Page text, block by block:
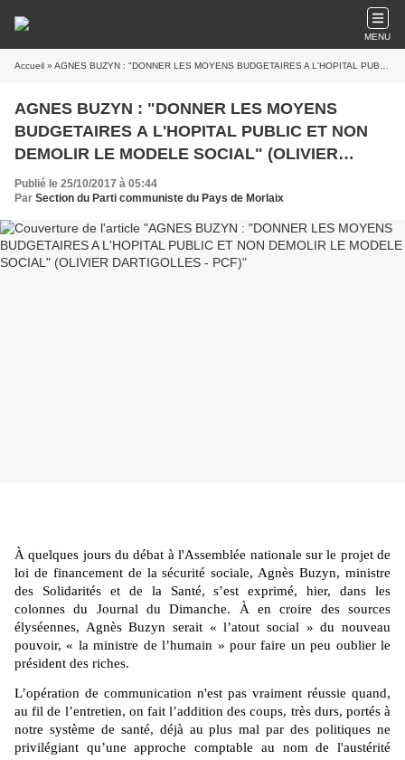
MENU
Accueil » AGNES BUZYN : "DONNER LES MOYENS BUDGETAIRES A L'HOPITAL PUBLIC ET NON DEMOLIR LE MODELE SOCIAL" (OLIVIER DARTIGOLLES - PCF)
AGNES BUZYN : "DONNER LES MOYENS
BUDGETAIRES A L'HOPITAL PUBLIC ET NON
DEMOLIR LE MODELE SOCIAL" (OLIVIER
DARTIGOLLES - PCF)
Publié le 25/10/2017 à 05:44
Par Section du Parti communiste du Pays de Morlaix
À quelques jours du débat à l'Assemblée nationale sur le projet de
loi de financement de la sécurité sociale, Agnès Buzyn, ministre
des Solidarités et de la Santé, s’est exprimé, hier, dans les
colonnes du Journal du Dimanche. À en croire des sources
élyséennes, Agnès Buzyn serait « l’atout social » du nouveau
pouvoir, « la ministre de l’humain » pour faire un peu oublier le
président des riches.
L’opération de communication n'est pas vraiment réussie quand,
au fil de l’entretien, on fait l’addition des coups, très durs, portés à
notre système de santé, déjà au plus mal par des politiques ne
privilégiant qu’une approche comptable au nom de l'austérité